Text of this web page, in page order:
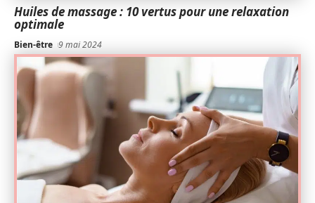
Huiles de massage : 10 vertus pour une relaxation
optimale
Bien-être 9 mai 2024